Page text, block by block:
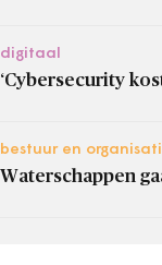
digitaal
‘Cybersecurity
bestuur en
Waterschappen